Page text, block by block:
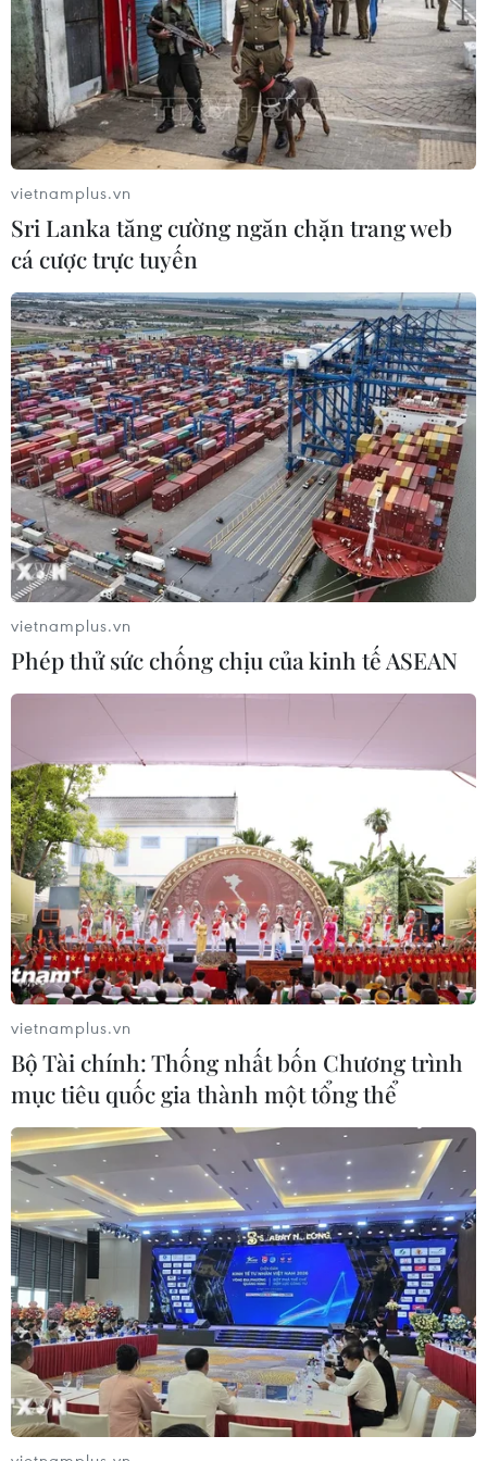
29/07/2026 14:37
Triệu hồi để kiểm tra sản phẩm xe
môtô Honda CB1000 Hornet
29/07/2026 07:19
Nhà sản xuất ôtô Porsche cắt giảm
thêm 5.000 việc làm
27/07/2026 14:48
Trung Quốc đẩy mạnh chiến lược
"toàn chuỗi" trong xuất khẩu xe năng
lượng mới
27/07/2026 11:16
Honda, Nissan bắt tay phát triển hệ
điều hành cho xe thế hệ mới
27/07/2026 02:47
Mở rộng nhiều trường hợp “độ” linh
kiện xe nhưng không bị coi là cải tạo
27/07/2026 01:44
Bộ Xây dựng nói gì về việc đạp thốc
ga khi đưa xe ôtô đi đăng kiểm?
25/07/2026 03:28
Cổ phiếu Tesla lao dốc, vốn hóa thị
trường "bốc hơi" hơn 140 tỷ USD
24/07/2026 14:55
Sẽ ban hành quy chuẩn kỹ thuật đối
với trụ và trạm sạc xe điện trước 30/9
24/07/2026 11:01
Tây Ban Nha trở thành “cứ điểm” xe
điện Trung Quốc tại châu Âu
24/07/2026 08:06
vietnamplus.vn
Sri Lanka tăng cường ngăn chặn trang web
cá cược trực tuyến
vietnamplus.vn
Phép thử sức chống chịu của kinh tế ASEAN
vietnamplus.vn
Bộ Tài chính: Thống nhất bốn Chương trình
mục tiêu quốc gia thành một tổng thể